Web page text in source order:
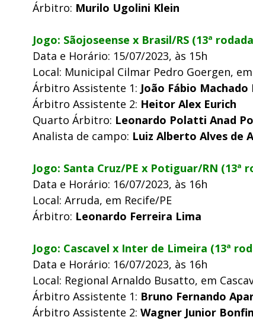
Árbitro: Murilo Ugolini Klein
Jogo: Sãojoseense x Brasil/RS (13ª
Data e Horário: 15/07/2023, às 15h
Local: Municipal Cilmar Pedro Goergen,
Árbitro Assistente 1: João Fábio
Árbitro Assistente 2: Heitor Alex Eurich
Quarto Árbitro: Leonardo Polatti Anad
Analista de campo: Luiz Alberto Alves de
Jogo: Santa Cruz/PE x Potiguar/RN (13ª
Data e Horário: 16/07/2023, às 16h
Local: Arruda, em Recife/PE
Árbitro: Leonardo Ferreira Lima
Jogo: Cascavel x Inter de Limeira (13ª
Data e Horário: 16/07/2023, às 16h
Local: Regional Arnaldo Busatto, em
Árbitro Assistente 1: Bruno Fernando
Árbitro Assistente 2: Wagner Junior